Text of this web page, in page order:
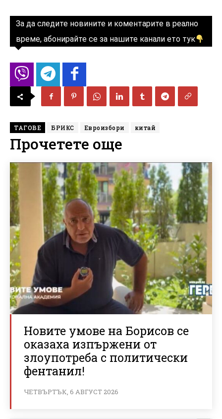
За да следите новините и коментарите в реално
време, абонирайте се за нашите канали ето тук
ТАГОВЕ БРИКС Евроизбори китай
Прочетете още
Новите умове на Борисов се
оказаха изпържени от
злоупотреба с политически
фентанил!
ЧЕТВЪРТЪК, 6 АВГУСТ 2026